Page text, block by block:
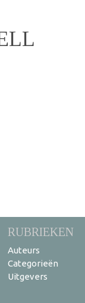
RUBRIEKEN
Auteurs
Categorieën
Uitgevers